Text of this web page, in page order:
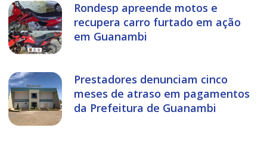
Rondesp apreende motos e
recupera carro furtado em ação
em Guanambi
Prestadores denunciam cinco
meses de atraso em pagamentos
da Prefeitura de Guanambi